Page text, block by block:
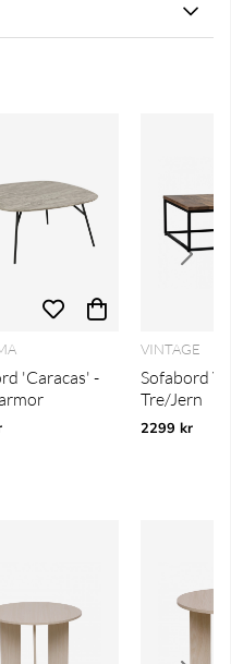
'Caracas' -
VINTAGE
Sofabord
Tre/Jern
2299 kr